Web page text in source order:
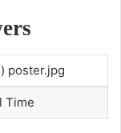
Time